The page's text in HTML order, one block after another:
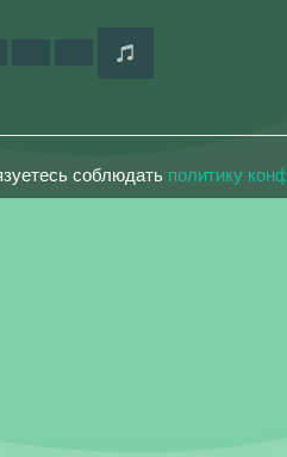
соблюдать политику